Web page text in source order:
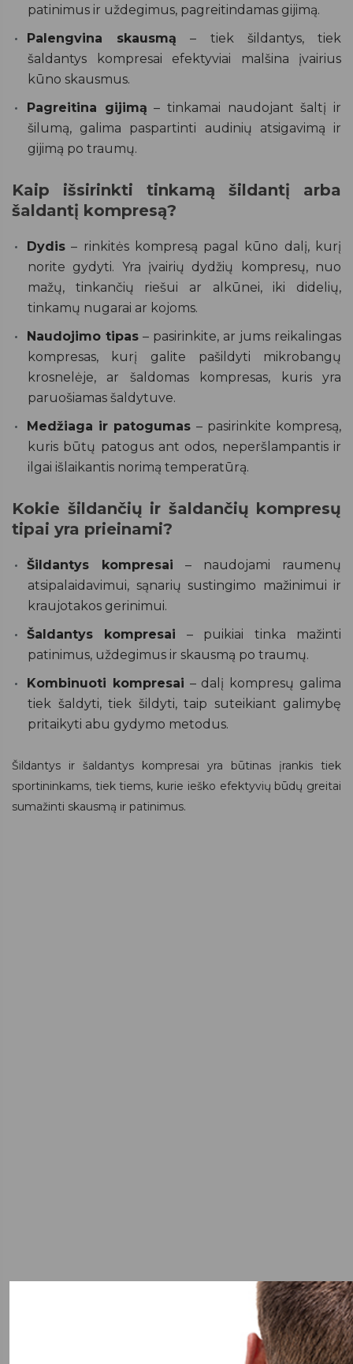
patinimus ir uždegimus, pagreitindamas gijimą.
Palengvina skausmą – tiek šildantys, tiek
šaldantys kompresai efektyviai malšina įvairius
kūno skausmus.
Pagreitina gijimą – tinkamai naudojant šaltį ir
šilumą, galima paspartinti audinių atsigavimą ir
gijimą po traumų.
Kaip išsirinkti tinkamą šildantį arba
šaldantį kompresą?
Dydis – rinkitės kompresą pagal kūno dalį, kurį
norite gydyti. Yra įvairių dydžių kompresų, nuo
mažų, tinkančių riešui ar alkūnei, iki didelių,
tinkamų nugarai ar kojoms.
Naudojimo tipas – pasirinkite, ar jums reikalingas
kompresas, kurį galite pašildyti mikrobangų
krosnelėje, ar šaldomas kompresas, kuris yra
paruošiamas šaldytuve.
Medžiaga ir patogumas – pasirinkite kompresą,
kuris būtų patogus ant odos, neperšlampantis ir
ilgai išlaikantis norimą temperatūrą.
Kokie šildančių ir šaldančių kompresų
tipai yra prieinami?
Šildantys kompresai – naudojami raumenų
atsipalaidavimui, sąnarių sustingimo mažinimui ir
kraujotakos gerinimui.
Šaldantys kompresai – puikiai tinka mažinti
patinimus, uždegimus ir skausmą po traumų.
Kombinuoti kompresai – dalį kompresų galima
tiek šaldyti, tiek šildyti, taip suteikiant galimybę
pritaikyti abu gydymo metodus.
Šildantys ir šaldantys kompresai yra būtinas įrankis tiek
sportininkams, tiek tiems, kurie ieško efektyvių būdų greitai
sumažinti skausmą ir patinimus.